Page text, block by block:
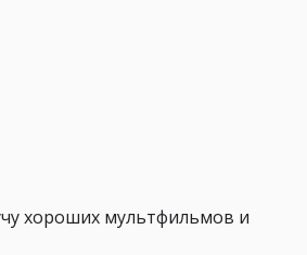
хороших мультфильмов и